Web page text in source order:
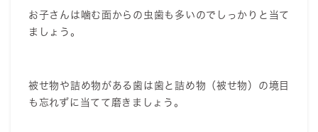
お子さんは噛む面からの虫歯も多いのでしっかりと当て
ましょう。
被せ物や詰め物がある歯は歯と詰め物（被せ物）の境目
も忘れずに当てて磨きましょう。